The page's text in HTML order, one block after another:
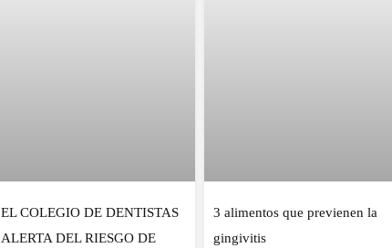
EL COLEGIO DE DENTISTAS
ALERTA DEL RIESGO DE
3 alimentos que previenen la
gingivitis